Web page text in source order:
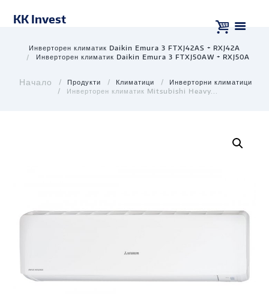
KK Invest
Инверторен климатик Daikin Emura 3 FTXJ42AS + RXJ42A
Инверторен климатик Daikin Emura 3 FTXJ50AW + RXJ50A
Продукти Климатици
Инверторни климатици
Инверторен климатик Mitsubishi Heavy...